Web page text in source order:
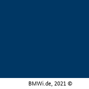
BMWi.de, 2021 ©